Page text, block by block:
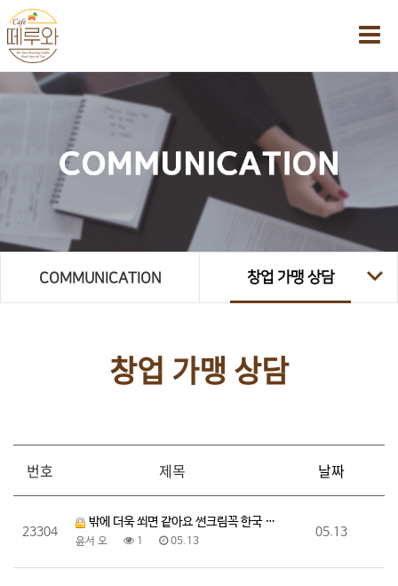
COMMUNICATION 창업 가맹 상담
창업 가맹 상담
번호 제목 날짜
23304
밖에 더욱 쐬면 같아요 썬크림꼭 한국 출장안마 쉬면서 …
윤서 오 1 05.13
05.13